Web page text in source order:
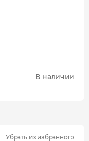
В наличии
Убрать из избранного